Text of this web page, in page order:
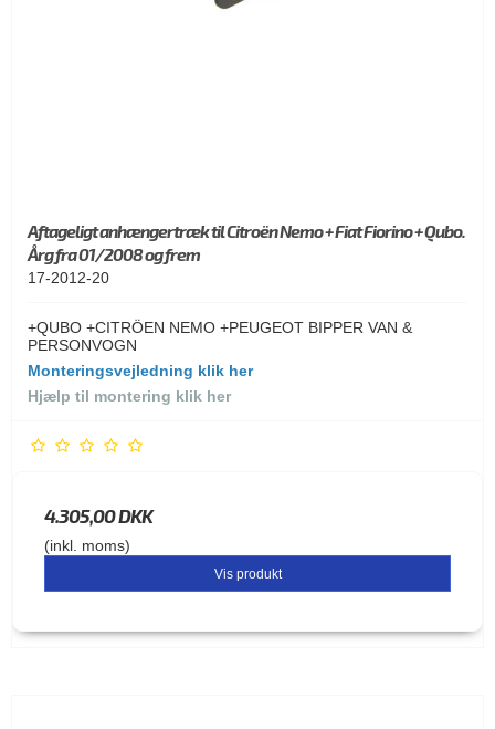
Aftageligt anhængertræk til Citroën Nemo + Fiat Fiorino + Qubo.
Årg fra 01/2008 og frem
17-2012-20
+QUBO +CITRÖEN NEMO +PEUGEOT BIPPER VAN &
PERSONVOGN
Monteringsvejledning klik her
Hjælp til montering klik her
4.305,00 DKK
(inkl. moms)
Vis produkt